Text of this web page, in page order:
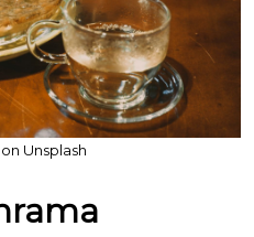
Unsplash